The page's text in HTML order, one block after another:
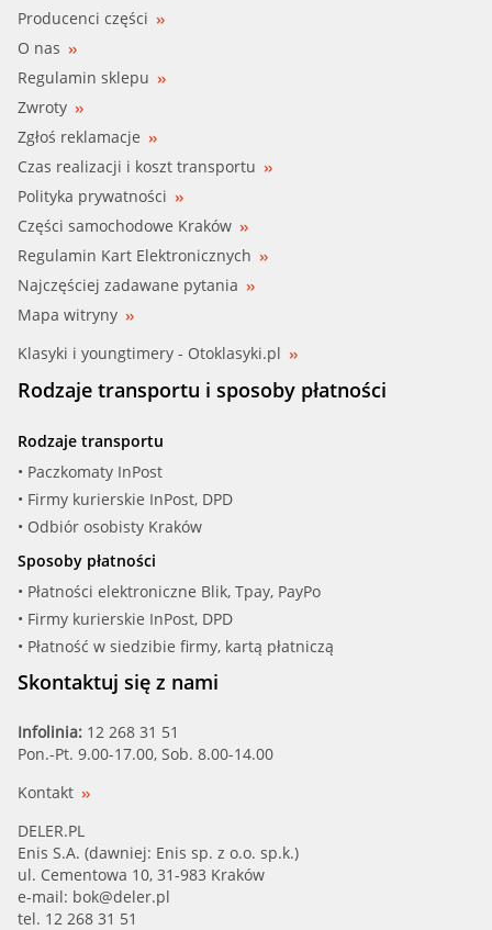
Producenci części
O nas
Regulamin sklepu
Zwroty
Zgłoś reklamacje
Czas realizacji i koszt transportu
Polityka prywatności
Części samochodowe Kraków
Regulamin Kart Elektronicznych
Najczęściej zadawane pytania
Mapa witryny
Klasyki i youngtimery - Otoklasyki.pl
Rodzaje transportu i sposoby płatności
Rodzaje transportu
• Paczkomaty InPost
• Firmy kurierskie InPost, DPD
• Odbiór osobisty Kraków
Sposoby płatności
• Płatności elektroniczne Blik, Tpay, PayPo
• Firmy kurierskie InPost, DPD
• Płatność w siedzibie firmy, kartą płatniczą
Skontaktuj się z nami
Infolinia: 12 268 31 51
Pon.-Pt. 9.00-17.00, Sob. 8.00-14.00
Kontakt
DELER.PL
Enis S.A. (dawniej: Enis sp. z o.o. sp.k.)
ul. Cementowa 10, 31-983 Kraków
e-mail: bok@deler.pl
tel. 12 268 31 51